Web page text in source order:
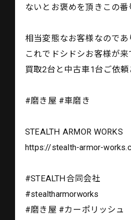
ないとお褒めを頂きこの番
相当変態なお客様なのであ
これでドシドシお客様が
買取2台と中古車1台ご依頼
#磨き屋 #車磨き
STEALTH ARMOR WORKS
https://stealth-armor-
#STEALTH合同会社
#stealtharmorworks
#磨き屋 #カーポリッシュ